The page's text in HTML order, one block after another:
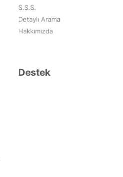
S.S.S.
Detaylı Arama
Hakkımızda
Destek